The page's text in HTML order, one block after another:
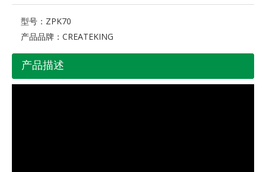
型号： ZPK70
产品品牌： CREATEKING
产品描述